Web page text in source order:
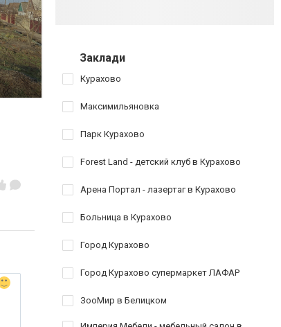
Заклади
Курахово
Максимильяновка
Парк Курахово
Forest Land - детский клуб в Курахово
Арена Портал - лазертаг в Курахово
Больница в Курахово
Город Курахово
Город Курахово супермаркет ЛАФАР
ЗооМир в Белицком